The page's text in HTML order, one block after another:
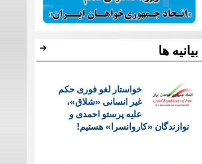
بیانیه ها
خواستار لغو فوری حکم
غیر انسانی «شلاق»،
علیه پرستو احمدی و
نوازندگان «کاروانسرا» هستیم!